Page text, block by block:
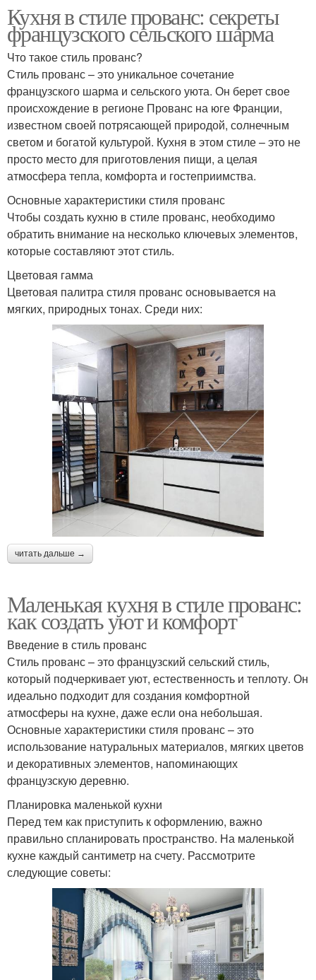
Кухня в стиле прованс: секреты
французского сельского шарма
Что такое стиль прованс?
Стиль прованс – это уникальное сочетание
французского шарма и сельского уюта. Он берет свое
происхождение в регионе Прованс на юге Франции,
известном своей потрясающей природой, солнечным
светом и богатой культурой. Кухня в этом стиле – это не
просто место для приготовления пищи, а целая
атмосфера тепла, комфорта и гостеприимства.
Основные характеристики стиля прованс
Чтобы создать кухню в стиле прованс, необходимо
обратить внимание на несколько ключевых элементов,
которые составляют этот стиль.
Цветовая гамма
Цветовая палитра стиля прованс основывается на
мягких, природных тонах. Среди них:
читать дальше →
Маленькая кухня в стиле прованс:
как создать уют и комфорт
Введение в стиль прованс
Стиль прованс – это французский сельский стиль,
который подчеркивает уют, естественность и теплоту. Он
идеально подходит для создания комфортной
атмосферы на кухне, даже если она небольшая.
Основные характеристики стиля прованс – это
использование натуральных материалов, мягких цветов
и декоративных элементов, напоминающих
французскую деревню.
Планировка маленькой кухни
Перед тем как приступить к оформлению, важно
правильно спланировать пространство. На маленькой
кухне каждый сантиметр на счету. Рассмотрите
следующие советы: